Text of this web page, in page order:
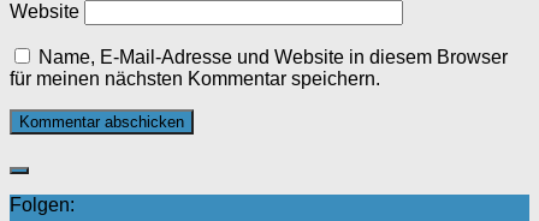
Website
Name, E-Mail-Adresse und Website in diesem Browser
für meinen nächsten Kommentar speichern.
Folgen: